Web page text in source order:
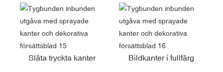
Släta tryckta kanter Bildkanter i fullfärg